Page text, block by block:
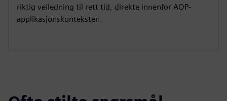
riktig veiledning til rett tid, direkte innenfor AOP-
applikasjonskonteksten.